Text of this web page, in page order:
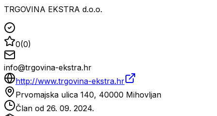
TRGOVINA EKSTRA d.o.o.
0(0)
info@trgovina-ekstra.hr
http://www.trgovina-ekstra.hr
Prvomajska ulica 140, 40000 Mihovljan
Član od 26. 09. 2024.